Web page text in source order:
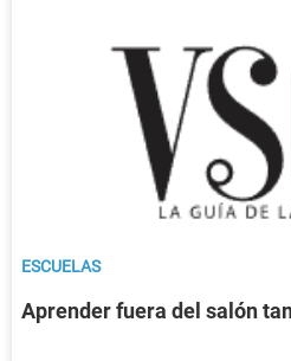
ESCUELAS
Aprender fuera del salón